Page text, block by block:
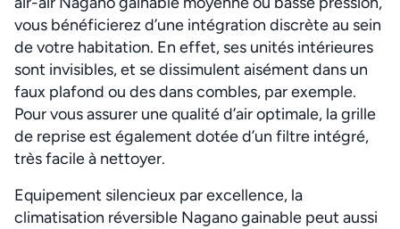
vous bénéficierez d’une intégration discrète au sein
de votre habitation. En effet, ses unités intérieures
sont invisibles, et se dissimulent aisément dans un
faux plafond ou des dans combles, par exemple.
Pour vous assurer une qualité d’air optimale, la grille
de reprise est également dotée d’un filtre intégré,
très facile à nettoyer.
Equipement silencieux par excellence, la
climatisation réversible Nagano gainable peut aussi